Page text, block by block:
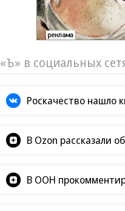
«Ъ» в социальных
Роскачество нашло
В Ozon рассказали
В ООН